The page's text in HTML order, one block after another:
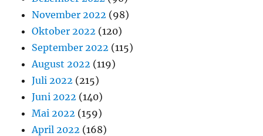
November 2022 (98)
Oktober 2022 (120)
September 2022 (115)
August 2022 (119)
Juli 2022 (215)
Juni 2022 (140)
Mai 2022 (159)
April 2022 (168)